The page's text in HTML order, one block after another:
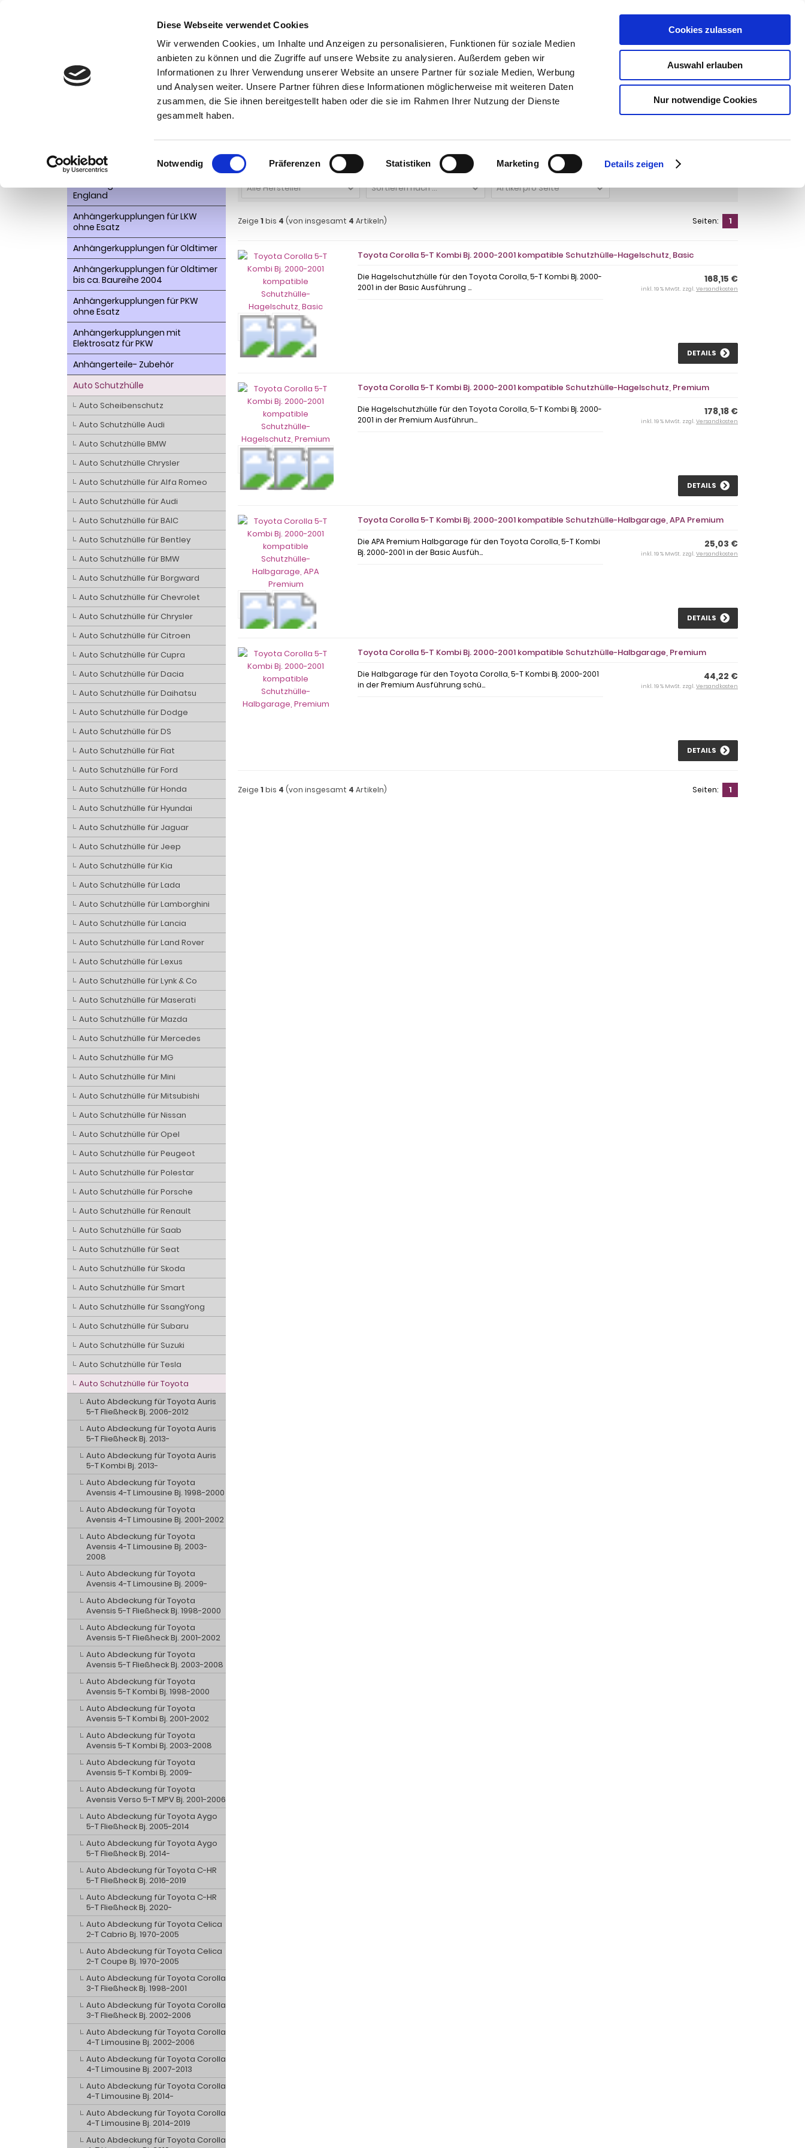
Diese Webseite verwendet Cookies
Wir verwenden Cookies, um Inhalte und Anzeigen zu personalisieren, Funktionen für soziale Medien
anbieten zu können und die Zugriffe auf unsere Website zu analysieren. Außerdem geben wir
Informationen zu Ihrer Verwendung unserer Website an unsere Partner für soziale Medien, Werbung
und Analysen weiter. Unsere Partner führen diese Informationen möglicherweise mit weiteren Daten
zusammen, die Sie ihnen bereitgestellt haben oder die sie im Rahmen Ihrer Nutzung der Dienste
gesammelt haben.
Einwilligungsauswahl
Notwendig Präferenzen Statistiken Marketing Details zeigen
Cookies zulassen
Auswahl erlauben
Nur notwendige Cookies
SUCHEN
Kontakt 0 44 89 - 92 34 67 6 AHK-Finder Kasse Warenkorb 0 Artikel
Auto Abdeckung für Toyota Corolla 5-T Kombi Bj. 2000-2001
Auto Abdeckung für Toyota Corolla 5-T Kombi Bj. 2000-2001
Alle Hersteller Sortieren nach ... Artikel pro Seite
Zeige 1 bis 4 (von insgesamt 4 Artikeln) Seiten: 1
Toyota Corolla 5-T Kombi Bj. 2000-2001 kompatible Schutzhülle-Hagelschutz, Basic
Die Hagelschutzhülle für den Toyota Corolla, 5-T Kombi Bj. 2000-
2001 in der Basic Ausführung ...
168,15 €
inkl. 19 % MwSt. zzgl. Versandkosten
DETAILS
Toyota Corolla 5-T Kombi Bj. 2000-2001 kompatible Schutzhülle-Hagelschutz, Premium
Die Hagelschutzhülle für den Toyota Corolla, 5-T Kombi Bj. 2000-
2001 in der Premium Ausführun...
178,18 €
inkl. 19 % MwSt. zzgl. Versandkosten
DETAILS
Toyota Corolla 5-T Kombi Bj. 2000-2001 kompatible Schutzhülle-Halbgarage, APA Premium
Die APA Premium Halbgarage für den Toyota Corolla, 5-T Kombi
Bj. 2000-2001 in der Basic Ausfüh...
25,03 €
inkl. 19 % MwSt. zzgl. Versandkosten
DETAILS
Toyota Corolla 5-T Kombi Bj. 2000-2001 kompatible Schutzhülle-Halbgarage, Premium
Die Halbgarage für den Toyota Corolla, 5-T Kombi Bj. 2000-2001
in der Premium Ausführung schü...
44,22 €
inkl. 19 % MwSt. zzgl. Versandkosten
DETAILS
Zeige 1 bis 4 (von insgesamt 4 Artikeln) Seiten: 1
Kategorien
AHK- Zubehör, Ersatzteile
Anhängelast erhöhen
Anhängerkupplungen für
Fahrzeuge aus den USA Canada
England
Anhängerkupplungen für LKW
ohne Esatz
Anhängerkupplungen für Oldtimer
Anhängerkupplungen für Oldtimer
bis ca. Baureihe 2004
Anhängerkupplungen für PKW
ohne Esatz
Anhängerkupplungen mit
Elektrosatz für PKW
Anhängerteile- Zubehör
Auto Schutzhülle
Auto Scheibenschutz
Auto Schutzhülle Audi
Auto Schutzhülle BMW
Auto Schutzhülle Chrysler
Auto Schutzhülle für Alfa Romeo
Auto Schutzhülle für Audi
Auto Schutzhülle für BAIC
Auto Schutzhülle für Bentley
Auto Schutzhülle für BMW
Auto Schutzhülle für Borgward
Auto Schutzhülle für Chevrolet
Auto Schutzhülle für Chrysler
Auto Schutzhülle für Citroen
Auto Schutzhülle für Cupra
Auto Schutzhülle für Dacia
Auto Schutzhülle für Daihatsu
Auto Schutzhülle für Dodge
Auto Schutzhülle für DS
Auto Schutzhülle für Fiat
Auto Schutzhülle für Ford
Auto Schutzhülle für Honda
Auto Schutzhülle für Hyundai
Auto Schutzhülle für Jaguar
Auto Schutzhülle für Jeep
Auto Schutzhülle für Kia
Auto Schutzhülle für Lada
Auto Schutzhülle für Lamborghini
Auto Schutzhülle für Lancia
Auto Schutzhülle für Land Rover
Auto Schutzhülle für Lexus
Auto Schutzhülle für Lynk & Co
Auto Schutzhülle für Maserati
Auto Schutzhülle für Mazda
Auto Schutzhülle für Mercedes
Auto Schutzhülle für MG
Auto Schutzhülle für Mini
Auto Schutzhülle für Mitsubishi
Auto Schutzhülle für Nissan
Auto Schutzhülle für Opel
Auto Schutzhülle für Peugeot
Auto Schutzhülle für Polestar
Auto Schutzhülle für Porsche
Auto Schutzhülle für Renault
Auto Schutzhülle für Saab
Auto Schutzhülle für Seat
Auto Schutzhülle für Skoda
Auto Schutzhülle für Smart
Auto Schutzhülle für SsangYong
Auto Schutzhülle für Subaru
Auto Schutzhülle für Suzuki
Auto Schutzhülle für Tesla
Auto Schutzhülle für Toyota
Auto Abdeckung für Toyota Auris
5-T Fließheck Bj. 2006-2012
Auto Abdeckung für Toyota Auris
5-T Fließheck Bj. 2013-
Auto Abdeckung für Toyota Auris
5-T Kombi Bj. 2013-
Auto Abdeckung für Toyota
Avensis 4-T Limousine Bj. 1998-2000
Auto Abdeckung für Toyota
Avensis 4-T Limousine Bj. 2001-2002
Auto Abdeckung für Toyota
Avensis 4-T Limousine Bj. 2003-
2008
Auto Abdeckung für Toyota
Avensis 4-T Limousine Bj. 2009-
Auto Abdeckung für Toyota
Avensis 5-T Fließheck Bj. 1998-2000
Auto Abdeckung für Toyota
Avensis 5-T Fließheck Bj. 2001-2002
Auto Abdeckung für Toyota
Avensis 5-T Fließheck Bj. 2003-2008
Auto Abdeckung für Toyota
Avensis 5-T Kombi Bj. 1998-2000
Auto Abdeckung für Toyota
Avensis 5-T Kombi Bj. 2001-2002
Auto Abdeckung für Toyota
Avensis 5-T Kombi Bj. 2003-2008
Auto Abdeckung für Toyota
Avensis 5-T Kombi Bj. 2009-
Auto Abdeckung für Toyota
Avensis Verso 5-T MPV Bj. 2001-2006
Auto Abdeckung für Toyota Aygo
5-T Fließheck Bj. 2005-2014
Auto Abdeckung für Toyota Aygo
5-T Fließheck Bj. 2014-
Auto Abdeckung für Toyota C-HR
5-T Fließheck Bj. 2016-2019
Auto Abdeckung für Toyota C-HR
5-T Fließheck Bj. 2020-
Auto Abdeckung für Toyota Celica
2-T Cabrio Bj. 1970-2005
Auto Abdeckung für Toyota Celica
2-T Coupe Bj. 1970-2005
Auto Abdeckung für Toyota Corolla
3-T Fließheck Bj. 1998-2001
Auto Abdeckung für Toyota Corolla
3-T Fließheck Bj. 2002-2006
Auto Abdeckung für Toyota Corolla
4-T Limousine Bj. 2002-2006
Auto Abdeckung für Toyota Corolla
4-T Limousine Bj. 2007-2013
Auto Abdeckung für Toyota Corolla
4-T Limousine Bj. 2014-
Auto Abdeckung für Toyota Corolla
4-T Limousine Bj. 2014-2019
Auto Abdeckung für Toyota Corolla